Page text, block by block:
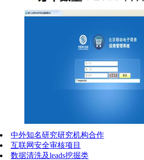
中外知名研究研究机构合作
互联网安全审核项目
数据清洗及leads挖掘类